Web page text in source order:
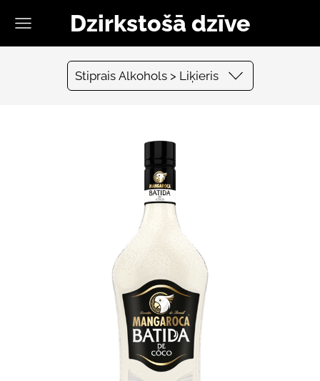
Dzirkstošā dzīve
Stiprais Alkohols > Liķieris